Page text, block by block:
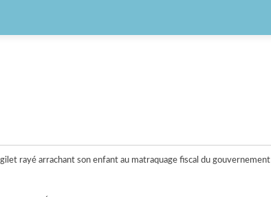
rayé arrachant son enfant au matraquage fiscal du gouvernement